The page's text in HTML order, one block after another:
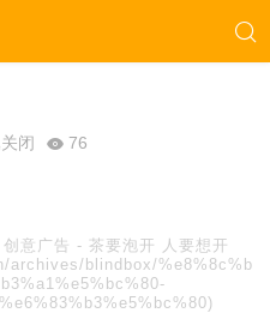
闭 76
创意广告 - 茶要泡开 人要想开
archives/blindbox/%e8%8c%b